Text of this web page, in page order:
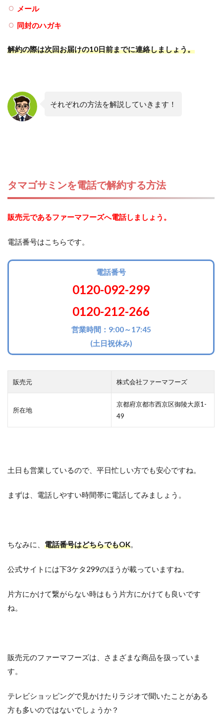
メール
同封のハガキ
解約の際は次回お届けの10日前までに連絡しましょう。
それぞれの方法を解説していきます！
タマゴサミンを電話で解約する方法
販売元であるファーマフーズへ電話しましょう。
電話番号はこちらです。
電話番号
0120-092-299
0120-212-266
営業時間：9:00～17:45
(土日祝休み)
販売元 株式会社ファーマフーズ
所在地
京都府京都市西京区御陵大原1-
49
土日も営業しているので、平日忙しい方でも安心ですね。
まずは、電話しやすい時間帯に電話してみましょう。
ちなみに、 電話番号はどちらでもOK。
公式サイトには下3ケタ299のほうが載っていますね。
片方にかけて繋がらない時はもう片方にかけても良いです
ね。
販売元のファーマフーズは、さまざまな商品を扱っていま
す。
テレビショッピングで見かけたりラジオで聞いたことがある
方も多いのではないでしょうか？